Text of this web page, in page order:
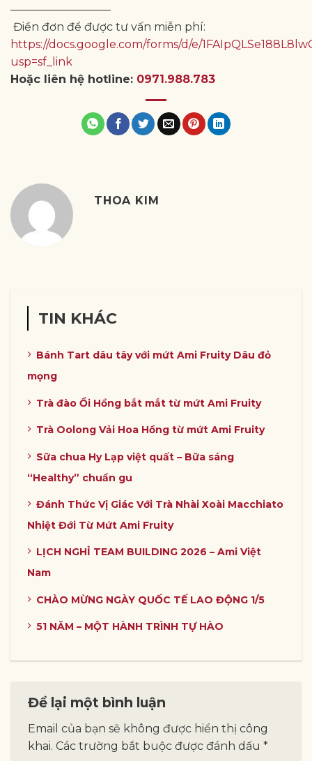
—————————
Điền đơn để được tư vấn miễn phí:
https://docs.google.com/forms/d/e/
usp=sf_link
Hoặc liên hệ hotline: 0971.988.783
THOA KIM
TIN KHÁC
Bánh Tart dâu tây với mứt Ami Fruity Dâu đỏ
mọng
Trà đào Ổi Hồng bắt mắt từ mứt Ami Fruity
Trà Oolong Vải Hoa Hồng từ mứt Ami Fruity
Sữa chua Hy Lạp việt quất – Bữa sáng
“Healthy” chuẩn gu
Đánh Thức Vị Giác Với Trà Nhài Xoài Macchiato
Nhiệt Đới Từ Mứt Ami Fruity
LỊCH NGHỈ TEAM BUILDING 2026 – Ami Việt
Nam
CHÀO MỪNG NGÀY QUỐC TẾ LAO ĐỘNG 1/5
51 NĂM – MỘT HÀNH TRÌNH TỰ HÀO
Để lại một bình luận
Email của bạn sẽ không được hiển thị công
khai. Các trường bắt buộc được đánh dấu *